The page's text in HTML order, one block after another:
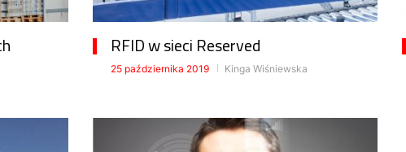
RFID w sieci Reserved
25 października 2019 Kinga Wiśniewska